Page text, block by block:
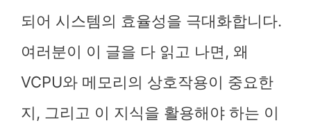
되어 시스템의 효율성을 극대화합니다.
여러분이 이 글을 다 읽고 나면, 왜
VCPU와 메모리의 상호작용이 중요한
지, 그리고 이 지식을 활용해야 하는 이